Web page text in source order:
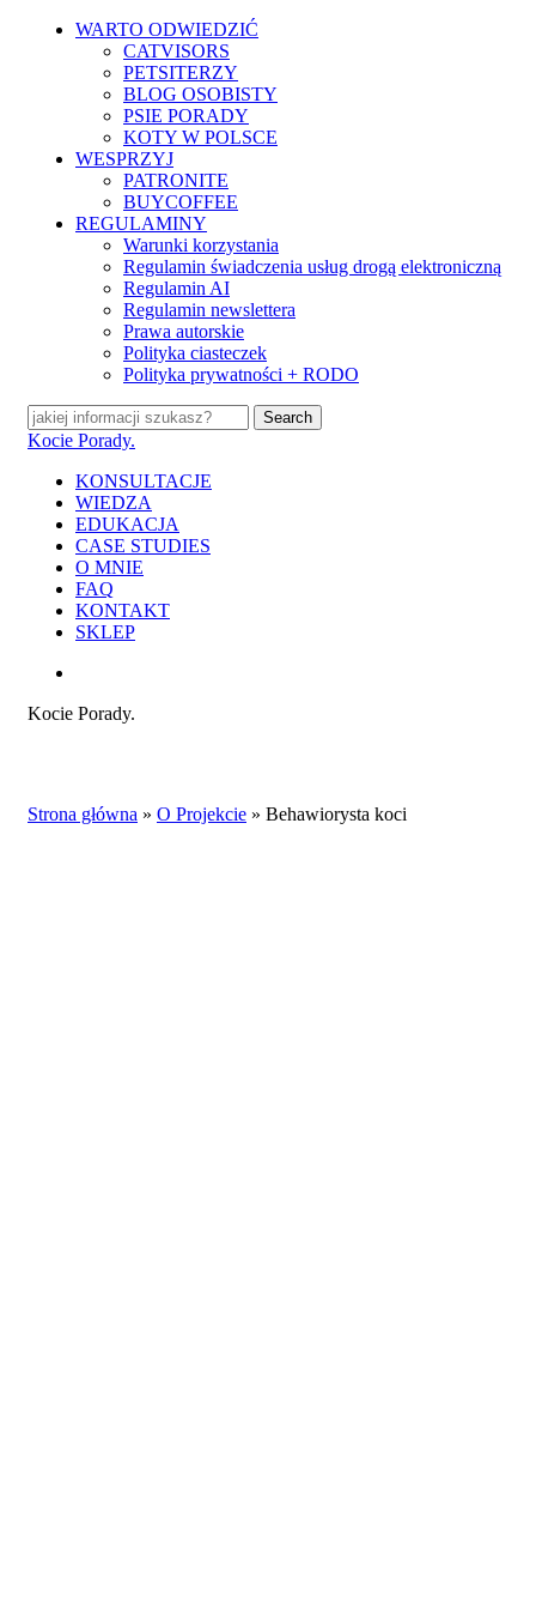
WARTO ODWIEDZIĆ
CATVISORS
PETSITERZY
BLOG OSOBISTY
PSIE PORADY
KOTY W POLSCE
WESPRZYJ
PATRONITE
BUYCOFFEE
REGULAMINY
Warunki korzystania
Regulamin świadczenia usług drogą elektroniczną
Regulamin AI
Regulamin newslettera
Prawa autorskie
Polityka ciasteczek
Polityka prywatności + RODO
Search
Close
Kocie Porady.
search
Menu
KONSULTACJE
WIEDZA
EDUKACJA
CASE STUDIES
O MNIE
FAQ
KONTAKT
SKLEP
Kocie Porady.
Strona główna » O Projekcie » Behawiorysta koci